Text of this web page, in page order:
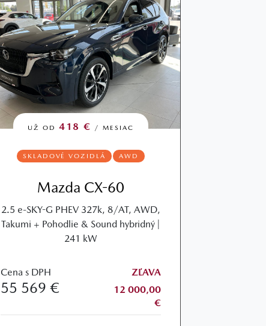
UŽ OD 418 € / MESIAC
SKLADOVÉ VOZIDLÁ AWD
Mazda CX-60
2.5 e-SKY-G PHEV 327k, 8/AT, AWD,
Takumi + Pohodlie & Sound hybridný |
241 kW
Cena s DPH
55 569 €
ZĽAVA
12 000,00
€